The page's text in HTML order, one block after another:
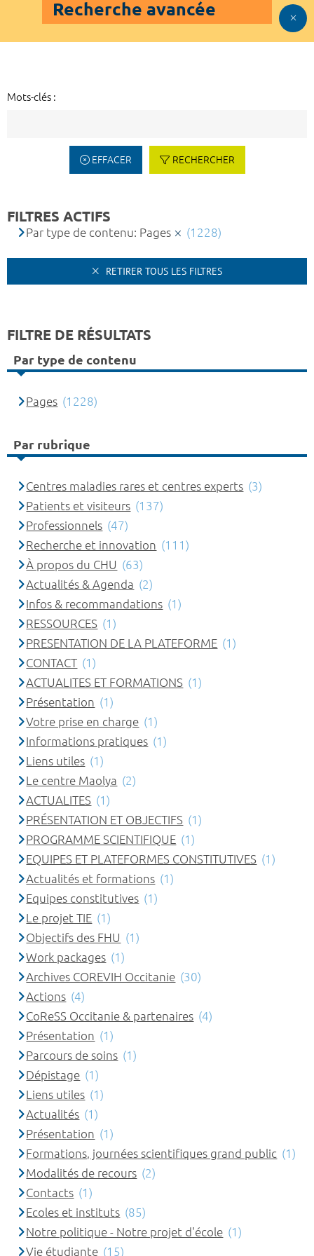
Recherche avancée
Mots-clés :
EFFACER RECHERCHER
FILTRES ACTIFS
Par type de contenu: Pages (1228)
RETIRER TOUS LES FILTRES
FILTRE DE RÉSULTATS
Par type de contenu
Pages (1228)
Par rubrique
Centres maladies rares et centres experts (3)
Patients et visiteurs (137)
Professionnels (47)
Recherche et innovation (111)
À propos du CHU (63)
Actualités & Agenda (2)
Infos & recommandations (1)
RESSOURCES (1)
PRESENTATION DE LA PLATEFORME (1)
CONTACT (1)
ACTUALITES ET FORMATIONS (1)
Présentation (1)
Votre prise en charge (1)
Informations pratiques (1)
Liens utiles (1)
Le centre Maolya (2)
ACTUALITES (1)
PRÉSENTATION ET OBJECTIFS (1)
PROGRAMME SCIENTIFIQUE (1)
EQUIPES ET PLATEFORMES CONSTITUTIVES (1)
Actualités et formations (1)
Equipes constitutives (1)
Le projet TIE (1)
Objectifs des FHU (1)
Work packages (1)
Archives COREVIH Occitanie (30)
Actions (4)
CoReSS Occitanie & partenaires (4)
Présentation (1)
Parcours de soins (1)
Dépistage (1)
Liens utiles (1)
Actualités (1)
Présentation (1)
Formations, journées scientifiques grand public (1)
Modalités de recours (2)
Contacts (1)
Ecoles et instituts (85)
Notre politique - Notre projet d'école (1)
Vie étudiante (15)